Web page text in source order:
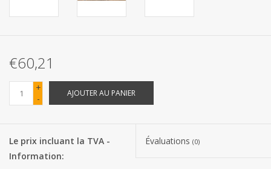
Produits Covid-19
Confiserie Saint-Nicolas
Bonbons de carnaval
€60,21
+
-
AJOUTER AU PANIER
Le prix incluant la TVA -
Information:
Évaluations (0)